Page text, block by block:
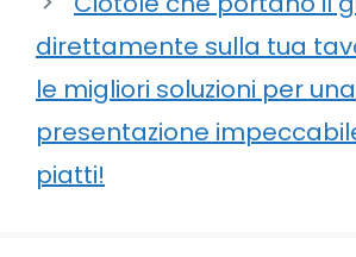
direttamente sulla tua
le migliori soluzioni per una
presentazione
piatti!